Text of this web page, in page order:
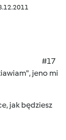
#17
, jeno mi
, jak będziesz